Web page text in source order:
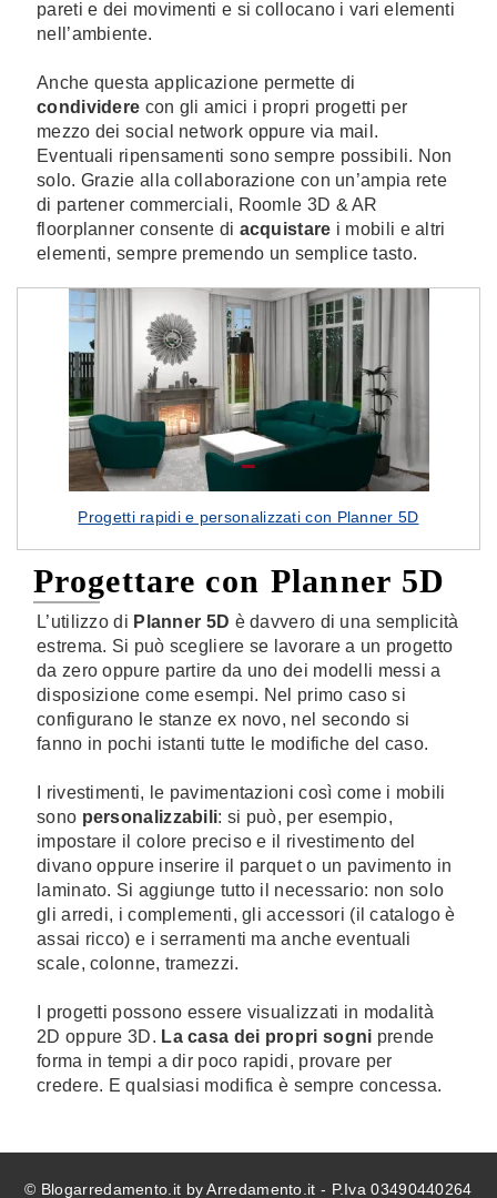
pareti e dei movimenti e si collocano i vari elementi
nell’ambiente.
Anche questa applicazione permette di
condividere con gli amici i propri progetti per
mezzo dei social network oppure via mail.
Eventuali ripensamenti sono sempre possibili. Non
solo. Grazie alla collaborazione con un’ampia rete
di partener commerciali, Roomle 3D & AR
floorplanner consente di acquistare i mobili e altri
elementi, sempre premendo un semplice tasto.
Progetti rapidi e personalizzati con Planner 5D
Progettare con Planner 5D
L’utilizzo di Planner 5D è davvero di una semplicità
estrema. Si può scegliere se lavorare a un progetto
da zero oppure partire da uno dei modelli messi a
disposizione come esempi. Nel primo caso si
configurano le stanze ex novo, nel secondo si
fanno in pochi istanti tutte le modifiche del caso.
I rivestimenti, le pavimentazioni così come i mobili
sono personalizzabili: si può, per esempio,
impostare il colore preciso e il rivestimento del
divano oppure inserire il parquet o un pavimento in
laminato. Si aggiunge tutto il necessario: non solo
gli arredi, i complementi, gli accessori (il catalogo è
assai ricco) e i serramenti ma anche eventuali
scale, colonne, tramezzi.
I progetti possono essere visualizzati in modalità
2D oppure 3D. La casa dei propri sogni prende
forma in tempi a dir poco rapidi, provare per
credere. E qualsiasi modifica è sempre concessa.
© Blogarredamento.it by Arredamento.it - P.Iva 03490440264